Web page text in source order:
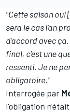
"Cette saison oui
sera le cas l'an
d'accord avec
final, c'est une
ressenti. Je ne
obligatoire."
Interrogée par
l'obligation